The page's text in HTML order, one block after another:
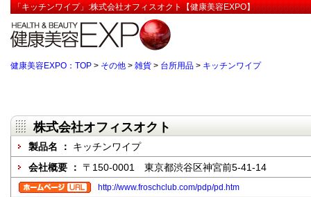
「キッチンワイプ」:株式会社オフィスオクト【健康美容EXPO】
健康美容EXPO：TOP > その他 > 雑貨 > 台所用品 > キッチンワイプ
株式会社オフィスオクト
製品名 ： キッチンワイプ
会社概要 ： 〒150-0001 東京都渋谷区神宮前5-41-14
http://www.froschclub.com/pdp/pd.htm